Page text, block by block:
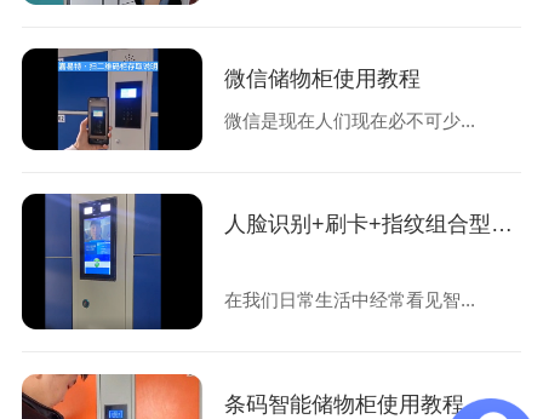
微信储物柜使用教程
微信是现在人们现在必不可少...
人脸识别+刷卡+指纹组合型智能储物柜视频教程
在我们日常生活中经常看见智...
条码智能储物柜使用教程